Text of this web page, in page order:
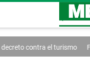
turismo Francia anuncia